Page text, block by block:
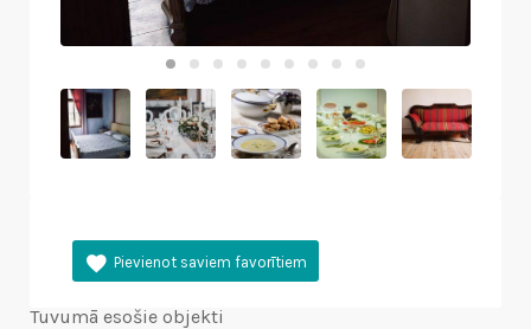
Tuvumā esošie objekti